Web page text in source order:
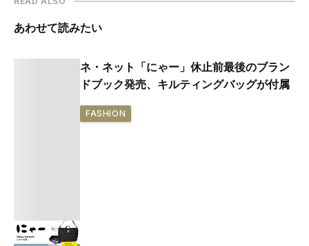
あわせて読みたい
ネ・ネット「にゃー」休止前最後のブラン
ドブック発売、キルティングバッグが付属
FASHION